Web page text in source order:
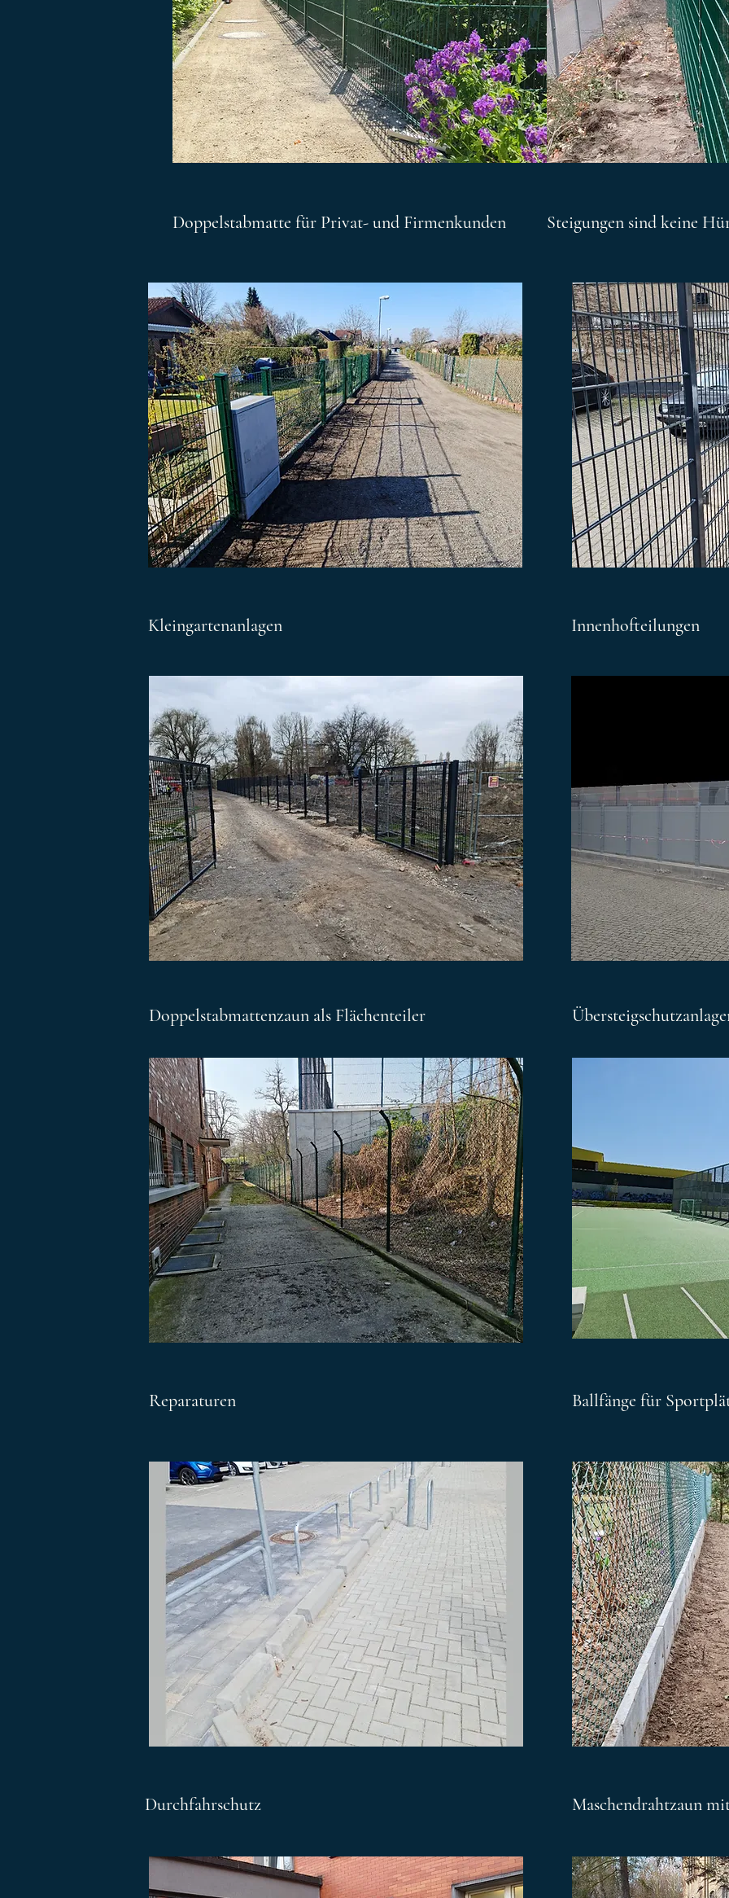
Kleingartenanlagen Innenhofteilungen
Doppelstabmattenzaun als Flächenteiler
Reparaturen Ballfänge für
Durchfahrschutz Maschendrahtzaun
Doppelstabmatte für Privat- und Firmenkunden Steigungen sind keine